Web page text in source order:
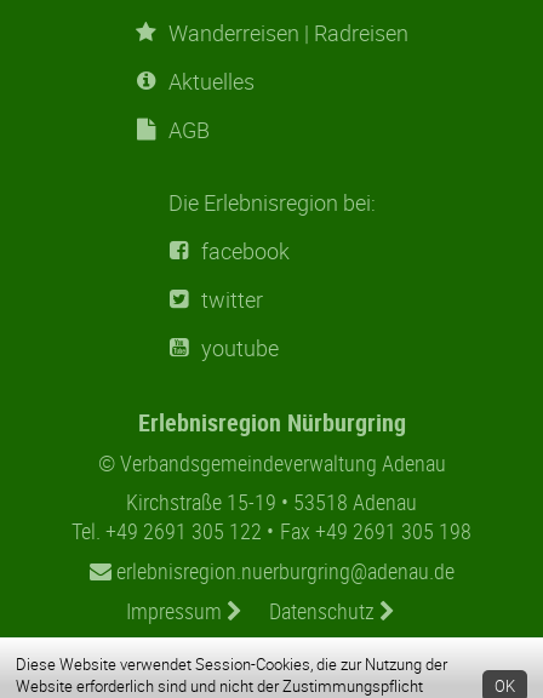
Erlebnisregion Nürburgring
© Verbandsgemeindeverwaltung Adenau
Kirchstraße 15-19
53518 Adenau
Tel. +49 2691 305 122
Fax +49 2691 305 198
erlebnisregion.nuerburgring@adenau.de
Impressum
Datenschutz
Wanderreisen | Radreisen
Aktuelles
AGB
Die Erlebnisregion bei:
facebook
twitter
youtube
Diese Website verwendet Session-Cookies, die zur Nutzung der
Website erforderlich sind und nicht der Zustimmungspflicht
OK